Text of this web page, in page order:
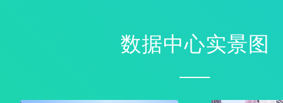
数据中心实景图